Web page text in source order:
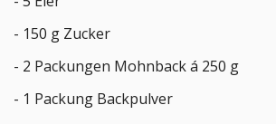
- 150 g Zucker
- 2 Packungen Mohnback á 250 g
- 1 Packung Backpulver